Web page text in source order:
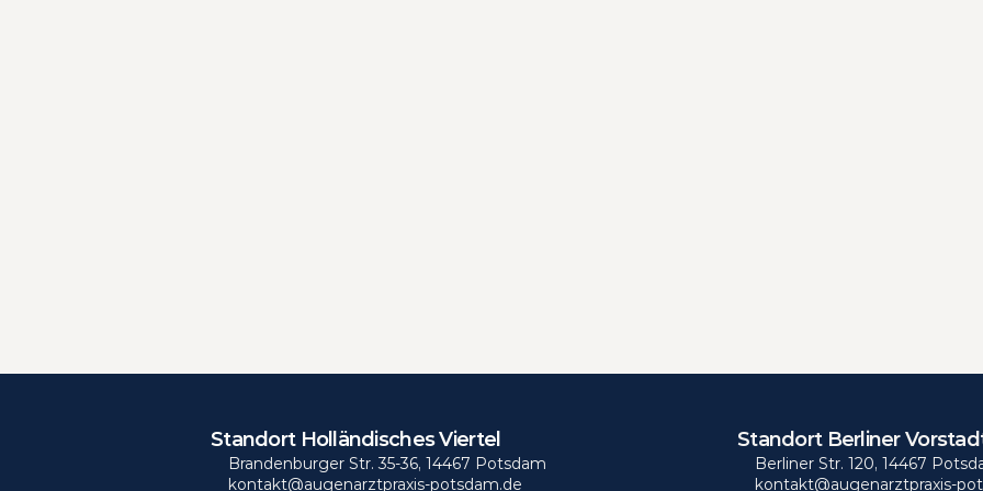
Standort Holländisches Viertel
Brandenburger Str. 35-36, 14467 Potsdam
kontakt@augenarztpraxis-potsdam.de
Standort Berliner
Berliner Str. 120, 14467
kontakt@augenarztpraxis-